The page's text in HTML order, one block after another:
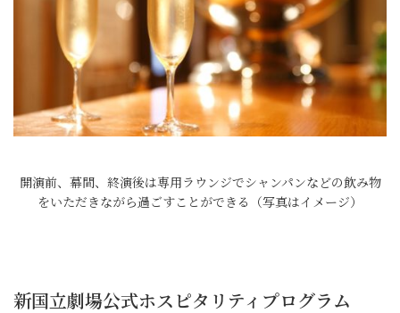
開演前、幕間、終演後は専用ラウンジでシャンパンなどの飲み物
をいただきながら過ごすことができる（写真はイメージ）
新国立劇場公式ホスピタリティプログラム